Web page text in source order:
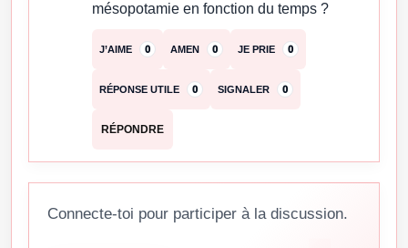
mésopotamie en fonction du temps ?
J’AIME 0 AMEN 0 JE PRIE 0
RÉPONSE UTILE 0 SIGNALER 0
RÉPONDRE
Connecte-toi pour participer à la discussion.